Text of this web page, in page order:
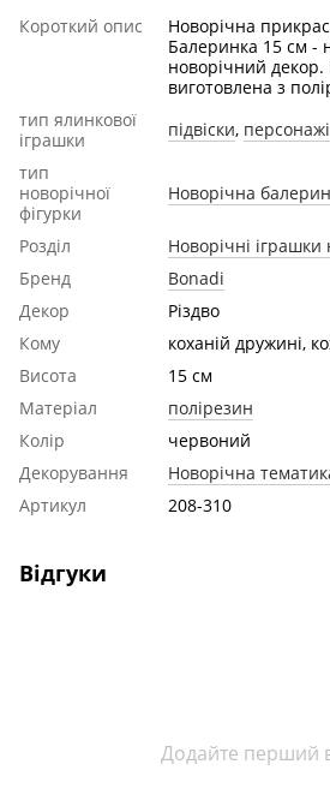
Короткий опис
Новорічна
Балеринка 15 см -
новорічний декор.
виготовлена з
тип ялинкової
іграшки
підвіски, персонажі
тип
новорічної
фігурки
Новорічна
Розділ
Новорічні іграшки
Бренд
Bonadi
Декор
Різдво
Кому
коханій дружині,
Висота
15 см
Матеріал
полірезин
Колір
червоний
Декорування
Новорічна
Артикул
208-310
Відгуки
Додайте перший